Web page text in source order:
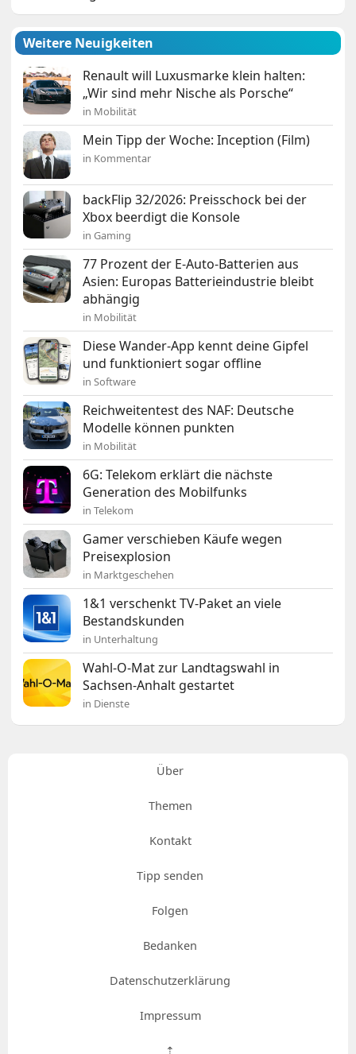
Weitere Neuigkeiten
Renault will Luxusmarke klein halten:
„Wir sind mehr Nische als Porsche“
in Mobilität
Mein Tipp der Woche: Inception (Film)
in Kommentar
backFlip 32/2026: Preisschock bei der
Xbox beerdigt die Konsole
in Gaming
77 Prozent der E-Auto-Batterien aus
Asien: Europas Batterieindustrie bleibt
abhängig
in Mobilität
Diese Wander-App kennt deine Gipfel
und funktioniert sogar offline
in Software
Reichweitentest des NAF: Deutsche
Modelle können punkten
in Mobilität
6G: Telekom erklärt die nächste
Generation des Mobilfunks
in Telekom
Gamer verschieben Käufe wegen
Preisexplosion
in Marktgeschehen
1&1 verschenkt TV-Paket an viele
Bestandskunden
in Unterhaltung
Wahl-O-Mat zur Landtagswahl in
Sachsen-Anhalt gestartet
in Dienste
Über
Themen
Kontakt
Tipp senden
Folgen
Bedanken
Datenschutzerklärung
Impressum
⇡